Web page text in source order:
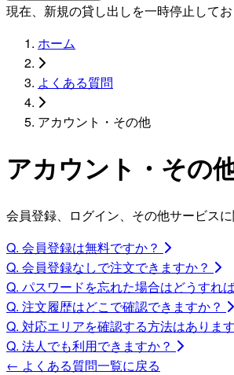
現在、新規の貸し出しを一時停止して
ホーム
よくある質問
アカウント・その他
アカウント・その
会員登録、ログイン、その他サービス
Q. 会員登録は無料ですか？
Q. 会員登録なしで注文できますか？
Q. パスワードを忘れた場合はどうすれ
Q. 注文履歴はどこで確認できますか？
Q. 対応エリアを確認する方法はありま
Q. 法人でも利用できますか？
← よくある質問一覧に戻る